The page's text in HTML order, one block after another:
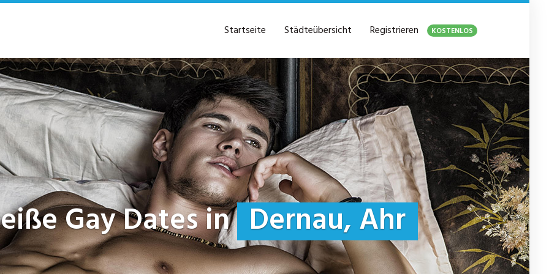
Startseite Städteübersicht Registrieren KOSTENLOS
Gay Dates in Dernau, Ahr